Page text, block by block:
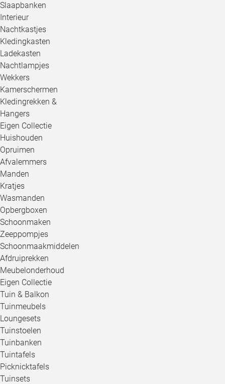
Slaapbanken
Interieur
Nachtkastjes
Kledingkasten
Ladekasten
Nachtlampjes
Wekkers
Kamerschermen
Kledingrekken &
Hangers
Eigen Collectie
Huishouden
Opruimen
Afvalemmers
Manden
Kratjes
Wasmanden
Opbergboxen
Schoonmaken
Zeeppompjes
Schoonmaakmiddelen
Afdruiprekken
Meubelonderhoud
Eigen Collectie
Tuin & Balkon
Tuinmeubels
Loungesets
Tuinstoelen
Tuinbanken
Tuintafels
Picknicktafels
Tuinsets